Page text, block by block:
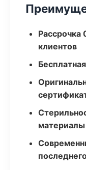
Рассрочка
клиентов
материалы